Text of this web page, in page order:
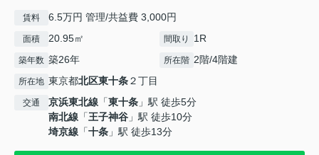
賃料 6.5万円 管理/共益費 3,000円
面積 20.95㎡ 間取り 1R
築年数 築26年 所在階 2階/4階建
所在地 東京都北区東十条２丁目
交通 京浜東北線 「東十条 」駅 徒歩5分
南北線 「王子神谷 」駅 徒歩10分
埼京線 「十条 」駅 徒歩13分